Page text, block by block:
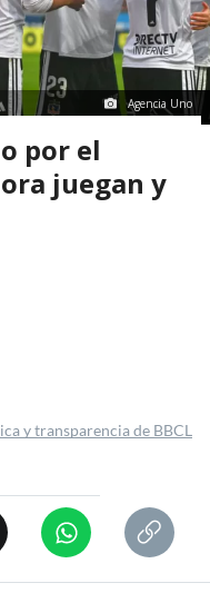
Agencia Uno
por el
juegan y
y transparencia de BBCL